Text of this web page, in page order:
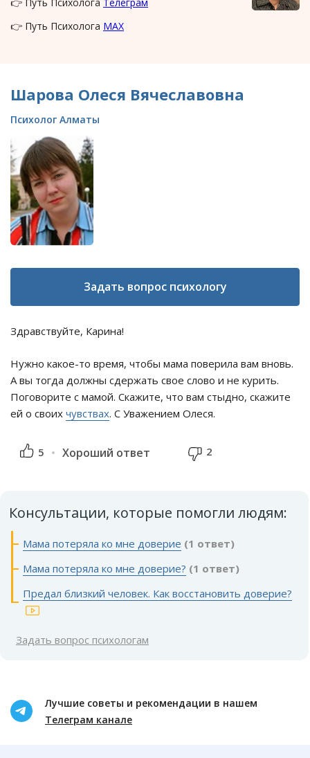
👉 Путь Психолога Телеграм
👉 Путь Психолога MAX
Шарова Олеся Вячеславовна
Психолог Алматы
Задать вопрос психологу
Здравствуйте, Карина!
Нужно какое-то время, чтобы мама поверила вам вновь.
А вы тогда должны сдержать свое слово и не курить.
Поговорите с мамой. Скажите, что вам стыдно, скажите
ей о своих чувствах. С Уважением Олеся.
5 Хороший ответ 2
Консультации, которые помогли людям:
Мама потеряла ко мне доверие (1 ответ)
Мама потеряла ко мне доверие? (1 ответ)
Предал близкий человек. Как восстановить доверие?
Задать вопрос психологам
Лучшие советы и рекомендации в нашем
Телеграм канале